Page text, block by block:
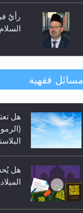
رأيٌ
السلام..
رأيٌ
مسائل فقهية
هل
هل